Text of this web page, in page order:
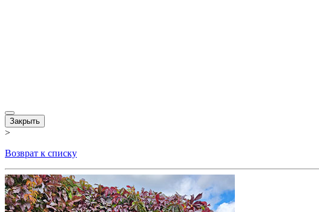
Закрыть
>
Возврат к списку